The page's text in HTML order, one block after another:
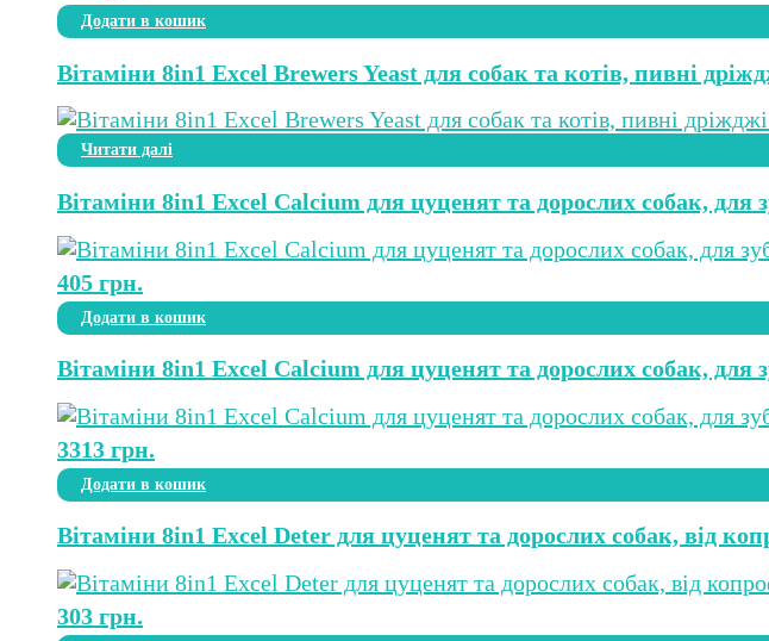
Додати в кошик
Вітаміни 8in1 Excel Brewers Yeast для собак та котів, пивні
Читати далі
Вітаміни 8in1 Excel Calcium для цуценят та дорослих собак, для
405 грн.
Додати в кошик
Вітаміни 8in1 Excel Calcium для цуценят та дорослих собак, для
3313 грн.
Додати в кошик
Вітаміни 8in1 Excel Deter для цуценят та дорослих собак, від
303 грн.